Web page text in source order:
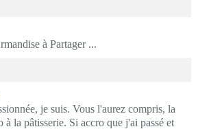
à Partager ...
je suis. Vous l'aurez compris, la
la pâtisserie. Si accro que j'ai passé et